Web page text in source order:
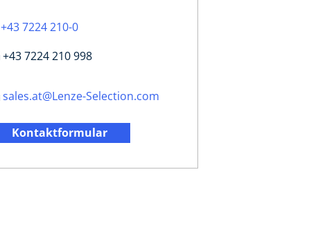
+43 7224 210-0
+43 7224 210 998
sales.at@Lenze-Selection.com
Kontaktformular